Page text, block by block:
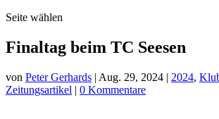
Seite wählen
Finaltag beim TC Seesen
von Peter Gerhards | Aug. 29, 2024 | 2024,
Zeitungsartikel | 0 Kommentare